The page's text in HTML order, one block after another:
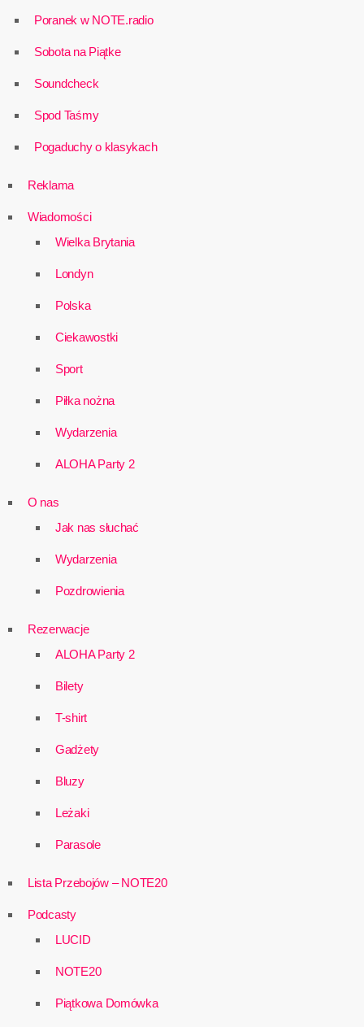
Poranek w NOTE.radio
Sobota na Piątke
Soundcheck
Spod Taśmy
Pogaduchy o klasykach
Reklama
Wiadomości
Wielka Brytania
Londyn
Polska
Ciekawostki
Sport
Piłka nożna
Wydarzenia
ALOHA Party 2
O nas
Jak nas słuchać
Wydarzenia
Pozdrowienia
Rezerwacje
ALOHA Party 2
Bilety
T-shirt
Gadżety
Bluzy
Leżaki
Parasole
Lista Przebojów – NOTE20
Podcasty
LUCID
NOTE20
Piątkowa Domówka